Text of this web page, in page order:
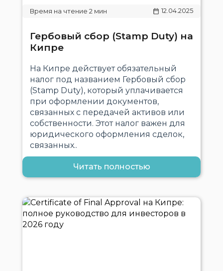
12.04.2025
Гербовый сбор (Stamp Duty) на
Кипре
На Кипре действует обязательный
налог под названием Гербовый сбор
(Stamp Duty), который уплачивается
при оформлении документов,
связанных с передачей активов или
собственности. Этот налог важен для
юридического оформления сделок,
связанных..
Читать полностью